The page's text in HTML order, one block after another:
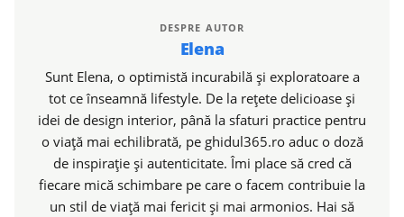
DESPRE AUTOR
Elena
Sunt Elena, o optimistă incurabilă și exploratoare a
tot ce înseamnă lifestyle. De la rețete delicioase și
idei de design interior, până la sfaturi practice pentru
o viață mai echilibrată, pe ghidul365.ro aduc o doză
de inspirație și autenticitate. Îmi place să cred că
fiecare mică schimbare pe care o facem contribuie la
un stil de viață mai fericit și mai armonios. Hai să